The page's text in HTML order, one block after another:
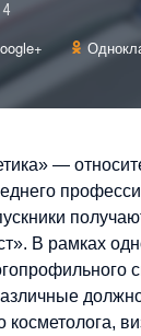
—
В рамках
косметолога,